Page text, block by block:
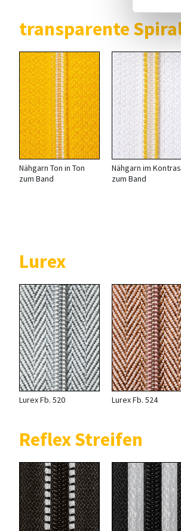
transparente
Nähgarn Ton in Ton
zum Band
Nähgarn im
zum Band
Lurex
Lurex Fb. 520 Lurex Fb. 524
Reflex Streifen